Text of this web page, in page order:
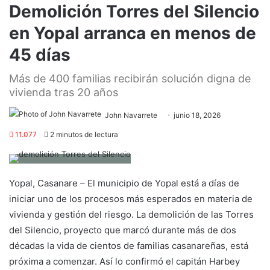
Demolición Torres del Silencio
en Yopal arranca en menos de
45 días
Más de 400 familias recibirán solución digna de
vivienda tras 20 años
John Navarrete junio 18, 2026
11.077 2 minutos de lectura
Yopal, Casanare – El municipio de Yopal está a días de
iniciar uno de los procesos más esperados en materia de
vivienda y gestión del riesgo. La demolición de las Torres
del Silencio, proyecto que marcó durante más de dos
décadas la vida de cientos de familias casanareñas, está
próxima a comenzar. Así lo confirmó el capitán Harbey